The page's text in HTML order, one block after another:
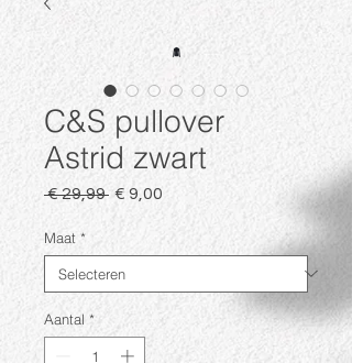
C&S pullover
Astrid zwart
€ 29,99 Normale
€ 9,00
Maat *
Aantal *